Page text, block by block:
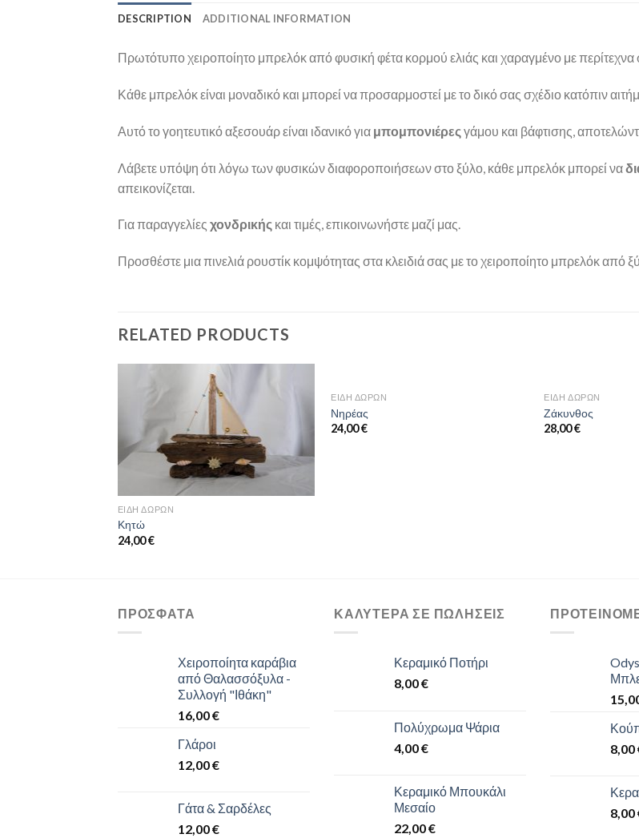
DESCRIPTION ADDITIONAL INFORMATION
Πρωτότυπο χειροποίητο μπρελόκ από φυσική φέτα κορμού ελιάς και χαραγμένο με
Κάθε μπρελόκ είναι μοναδικό και μπορεί να προσαρμοστεί με το δικό σας σχέδιο κατόπιν
Αυτό το γοητευτικό αξεσουάρ είναι ιδανικό για μπομπονιέρες γάμου και βάφτισης,
Λάβετε υπόψη ότι λόγω των φυσικών διαφοροποιήσεων στο ξύλο, κάθε μπρελόκ μπορεί να
απεικονίζεται.
Για παραγγελίες χονδρικής και τιμές, επικοινωνήστε μαζί μας.
Προσθέστε μια πινελιά ρουστίκ κομψότητας στα κλειδιά σας με το χειροποίητο μπρελόκ από
RELATED PRODUCTS
ΕΊΔΗ ΔΏΡΩΝ
Κητώ
24,00€
ΕΊΔΗ ΔΏΡΩΝ
Νηρέας
24,00€
ΕΊΔΗ ΔΏΡΩΝ
Ζάκυνθος
28,00€
ΠΡΌΣΦΑΤΑ
Χειροποίητα καράβια
από Θαλασσόξυλα -
Συλλογή "Ιθάκη"
16,00€
Γλάροι
12,00€
Γάτα & Σαρδέλες
12,00€
ΚΑΛΎΤΕΡΑ ΣΕ ΠΩΛΉΣΕΙΣ
Κεραμικό Ποτήρι
8,00€
Πολύχρωμα Ψάρια
4,00€
Κεραμικό Μπουκάλι
Μεσαίο
22,00€
8,00
8,00